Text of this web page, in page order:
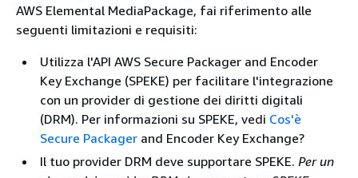
AWS Elemental MediaPackage, fai riferimento alle
seguenti limitazioni e requisiti:
Utilizza l'API AWS Secure Packager and Encoder
Key Exchange (SPEKE) per facilitare l'integrazione
con un provider di gestione dei diritti digitali
(DRM). Per informazioni su SPEKE, vedi Cos'è
Secure Packager and Encoder Key Exchange?
Il tuo provider DRM deve supportare SPEKE. Per un